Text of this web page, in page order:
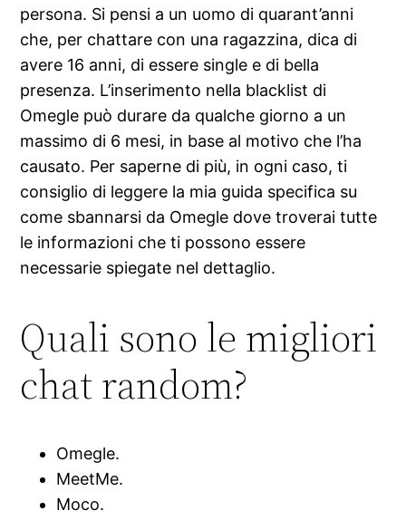
persona. Si pensi a un uomo di quarant’anni
che, per chattare con una ragazzina, dica di
avere 16 anni, di essere single e di bella
presenza. L’inserimento nella blacklist di
Omegle può durare da qualche giorno a un
massimo di 6 mesi, in base al motivo che l’ha
causato. Per saperne di più, in ogni caso, ti
consiglio di leggere la mia guida specifica su
come sbannarsi da Omegle dove troverai tutte
le informazioni che ti possono essere
necessarie spiegate nel dettaglio.
Quali sono le migliori
chat random?
Omegle.
MeetMe.
Moco.